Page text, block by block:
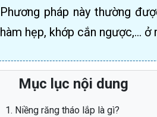
Phương pháp này thường
hàm hẹp, khớp cắn ngược,… ở
Mục lục nội dung
Niềng răng tháo lắp là gì?